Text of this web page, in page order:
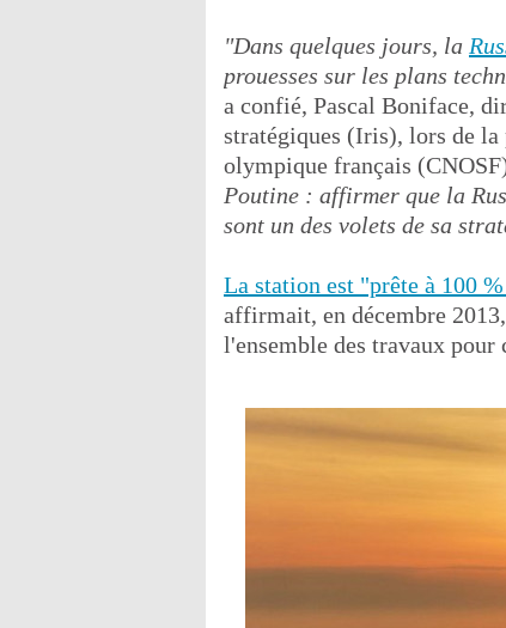
"Dans quelques jours, la
prouesses sur les plans
a confié, Pascal Boniface,
stratégiques (Iris), lors de
olympique français
Poutine : affirmer que la
sont un des volets de sa
La station est "prête à 100
affirmait, en décembre
l'ensemble des travaux pour